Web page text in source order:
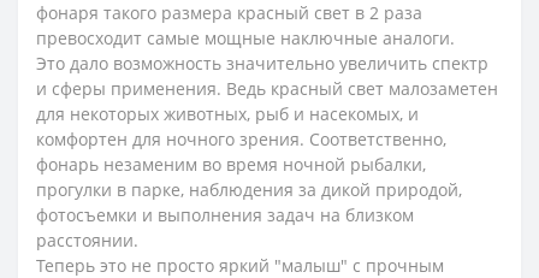
фонаря такого размера красный свет в 2 раза
превосходит самые мощные наключные аналоги.
Это дало возможность значительно увеличить спектр
и сферы применения. Ведь красный свет малозаметен
для некоторых животных, рыб и насекомых, и
комфортен для ночного зрения. Соответственно,
фонарь незаменим во время ночной рыбалки,
прогулки в парке, наблюдения за дикой природой,
фотосъемки и выполнения задач на близком
расстоянии.
Теперь это не просто яркий "малыш" с прочным